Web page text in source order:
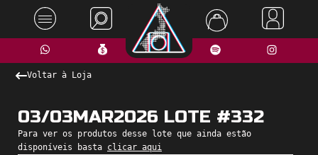
Voltar à Loja
03/03MAR2026 LOTE #332
Para ver os produtos desse lote que ainda estão
disponíveis basta clicar aqui